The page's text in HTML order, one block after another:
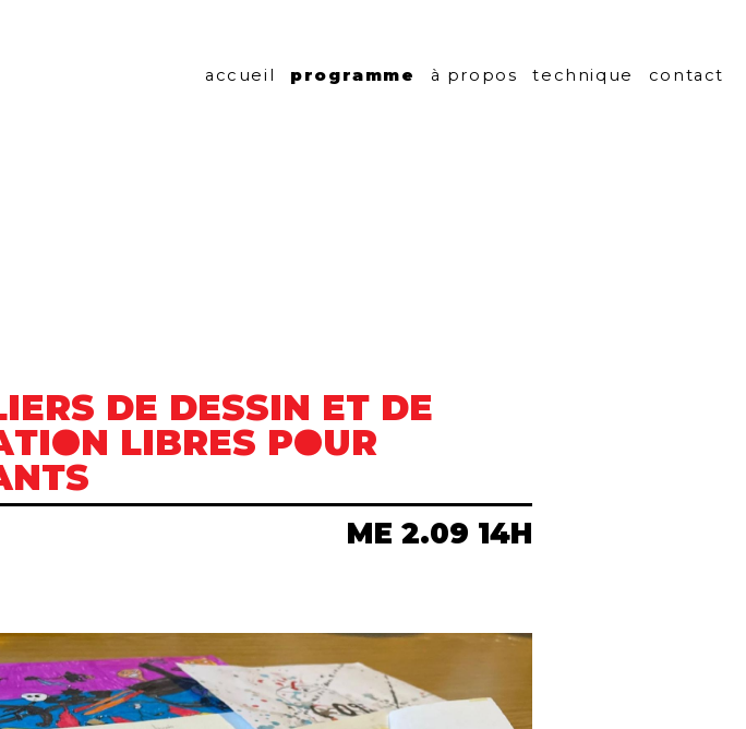
accueil programme à propos technique contact
DE DESSIN ET DE
LIBRES POUR
ME 2.09 14H